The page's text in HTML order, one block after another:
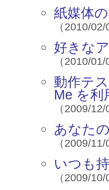
紙媒体
（2010/
好きな
（2010/
動作テ
Me を
（2009/
あなた
（2009/
いつも
（2009/